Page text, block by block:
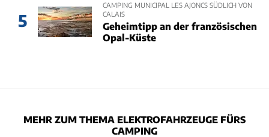
5
CAMPING MUNICIPAL LES AJONCS SÜDLICH VON
CALAIS
Geheimtipp an der französischen
Opal-Küste
MEHR ZUM THEMA ELEKTROFAHRZEUGE FÜRS
CAMPING